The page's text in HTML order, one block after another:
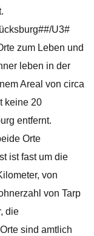
U3#
zum Leben und
leben in der
Areal von circa
keine 20
entfernt.
Orte
ist fast um die
von
von Tarp
die
sind amtlich